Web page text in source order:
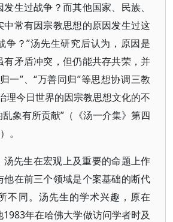
生过战争？而其他国家、民族、
中常有因宗教思想的原因发生过这
争？”汤先生研究后认为，原因是
有矛盾冲突，但仍能共存共荣，并
一”、“万善同归”等思想协调三教
理今日世界的因宗教思想文化的不
象有所贡献”（《汤一介集》第四
。
汤先生在宏观上及重要的命题上作
他在前三个领域是个案基础的断代
不同。汤先生的学术兴趣，原在
年在哈佛大学做访问学者时及